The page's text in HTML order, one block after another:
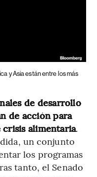
y Asia están entre los más
de desarrollo
de acción para
alimentaria.
un conjunto
los programas
tanto, el Senado